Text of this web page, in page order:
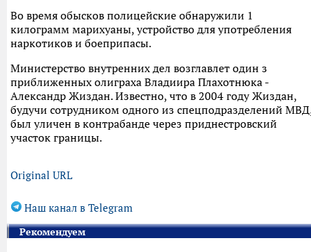
Во время обысков полицейские обнаружили 1
килограмм марихуаны, устройство для употребления
наркотиков и боеприпасы.
Министерство внутренних дел возглавлет один з
приближенных олиграха Владиира Плахотнюка -
Александр Жиздан. Известно, что в 2004 году Жиздан,
будучи сотрудником одного из спецподразделений
был уличен в контрабанде через приднестровский
участок границы.
Original URL
Наш канал в Telegram
Рекомендуем